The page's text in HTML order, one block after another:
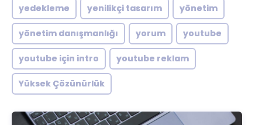
yedekleme yenilikçi tasarım yönetim
yönetim danışmanlığı yorum youtube
youtube için intro youtube reklam
Yüksek Çözünürlük